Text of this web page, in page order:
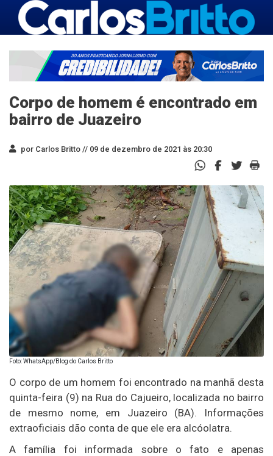
Corpo de homem é encontrado em
bairro de Juazeiro
por Carlos Britto // 09 de dezembro de 2021 às 20:30
Foto: WhatsApp/Blog do Carlos Britto
O corpo de um homem foi encontrado na manhã desta
quinta-feira (9) na Rua do Cajueiro, localizada no bairro
de mesmo nome, em Juazeiro (BA). Informações
extraoficiais dão conta de que ele era alcóolatra.
A família foi informada sobre o fato e apenas